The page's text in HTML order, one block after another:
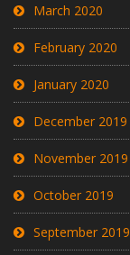
March 2020
February 2020
January 2020
December 2019
November 2019
October 2019
September 2019